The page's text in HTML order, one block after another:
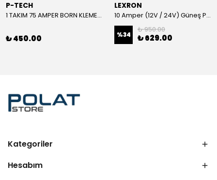
P-TECH
1 TAKIM 75 AMPER BORN KLEMENS (KIRMIZI-SİYAH)
₺ 450.00
LEXRON
10 Amper (12V / 24V) Güneş Paneli Şarj Kontrol Cihazı
%34
₺ 950.00
₺ 629.00
Kategoriler
Hesabım